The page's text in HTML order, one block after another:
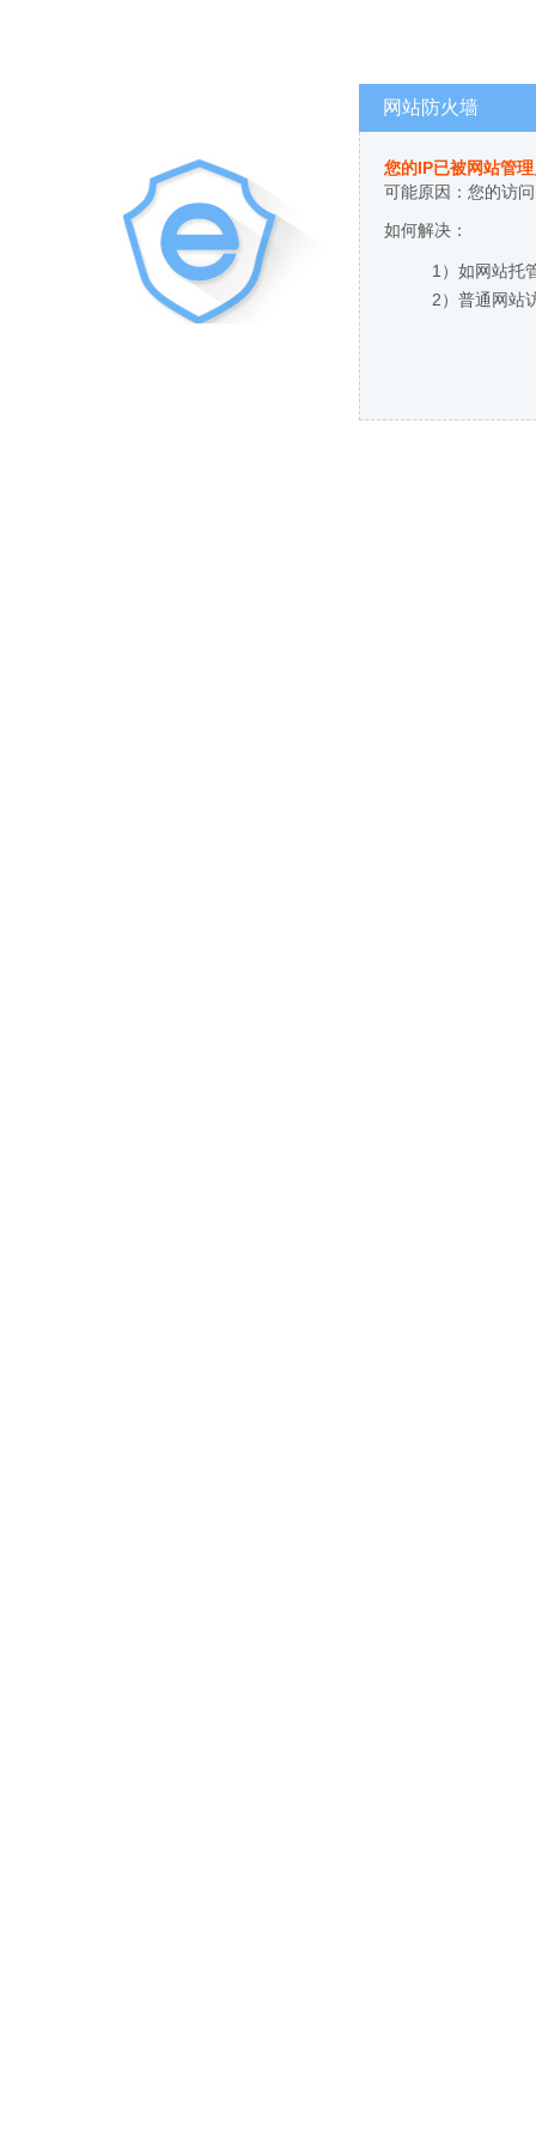
网站防火墙
您的IP已被网站管
可能原因：您的访
如何解决：
1）如网站托
2）普通网站